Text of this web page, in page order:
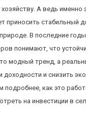
А ведь именно
приносить стабильный
В последние
понимают, что
модный тренд, а
доходности и снизить
подробнее, как это
на инвестиции в